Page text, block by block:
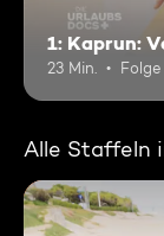
1: Kaprun:
23 Min.
Alle Staffeln